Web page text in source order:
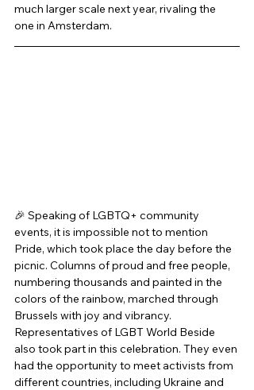
much larger scale next year, rivaling the
one in Amsterdam.
🎉 Speaking of LGBTQ+ community
events, it is impossible not to mention
Pride, which took place the day before the
picnic. Columns of proud and free people,
numbering thousands and painted in the
colors of the rainbow, marched through
Brussels with joy and vibrancy.
Representatives of LGBT World Beside
also took part in this celebration. They even
had the opportunity to meet activists from
different countries, including Ukraine and